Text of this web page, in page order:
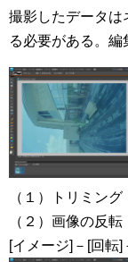
撮影したデータは
る必要がある。編
（１）トリミング
（２）画像の反転
[イメージ]－[回転]